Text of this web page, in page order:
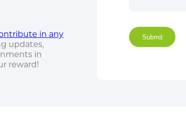
in any
updates,
in
reward!
Submit